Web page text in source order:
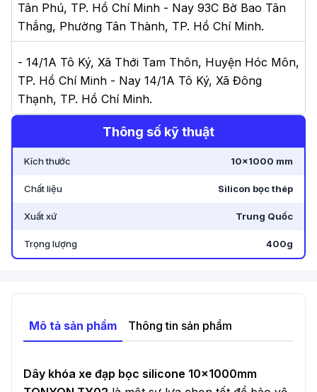
Tân Phú, TP. Hồ Chí Minh - Nay 93C Bờ Bao Tân
Thắng, Phường Tân Thành, TP. Hồ Chí Minh.
- 14/1A Tô Ký, Xã Thới Tam Thôn, Huyện Hóc Môn,
TP. Hồ Chí Minh - Nay 14/1A Tô Ký, Xã Đông
Thạnh, TP. Hồ Chí Minh.
200-202 Đặng Văn Bi , Phường Trường Thọ,
Minh.
Thông số kỹ thuật
Kích thước 10×1000 mm
Chất liệu Silicon bọc thép
Xuất xứ Trung Quốc
Trọng lượng 400g
Mô tả sản phẩm Thông tin sản phẩm
Dây khóa xe đạp bọc silicone 10x1000mm